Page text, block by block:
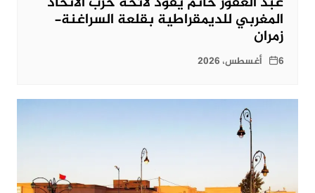
المغربي للديمقراطية بقلعة السراغنة-
زمران
6 أغسطس، 2026